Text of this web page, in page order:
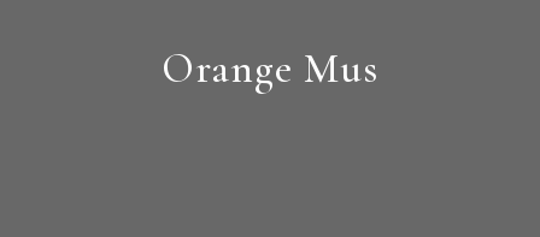
Orange Mus